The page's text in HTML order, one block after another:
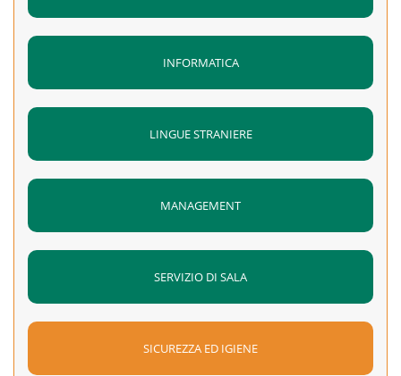
INFORMATICA
LINGUE STRANIERE
MANAGEMENT
SERVIZIO DI SALA
SICUREZZA ED IGIENE